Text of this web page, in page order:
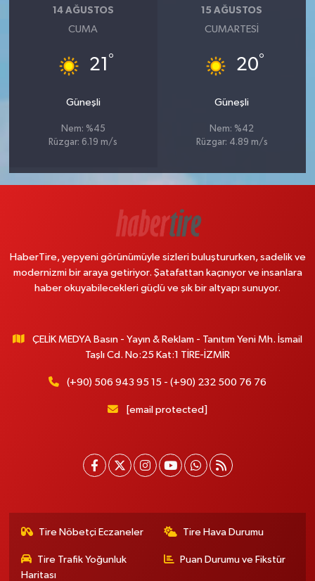
14 AĞUSTOS
CUMA
21 °
Güneşli
Nem: %45
Rüzgar: 6.19 m/s
15 AĞUSTOS
CUMARTESI
20°
Güneşli
Nem: %42
Rüzgar: 4.89 m/s
HaberTire, yepyeni görünümüyle sizleri buluştururken, sadelik ve
modernizmi bir araya getiriyor. Şatafattan kaçınıyor ve insanlara
haber okuyabilecekleri güçlü ve şık bir altyapı sunuyor.
ÇELİK MEDYA Basın - Yayın & Reklam - Tanıtım Yeni Mh. İsmail
Taşlı Cd. No:25 Kat:1 TİRE-İZMİR
(+90) 506 943 95 15 - (+90) 232 500 76 76
[email protected]
Tire Nöbetçi Eczaneler Tire Hava Durumu
Tire Trafik Yoğunluk
Haritası
Puan Durumu ve Fikstür